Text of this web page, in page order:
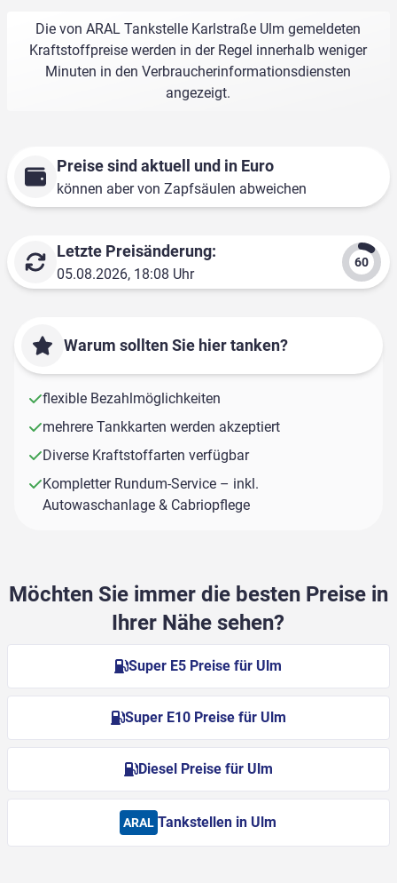
Die von ARAL Tankstelle Karlstraße Ulm gemeldeten
Kraftstoffpreise werden in der Regel innerhalb weniger
Minuten in den Verbraucherinformationsdiensten
angezeigt.
Preise sind aktuell und in Euro
können aber von Zapfsäulen abweichen
Letzte Preisänderung:
05.08.2026, 18:08 Uhr
Warum sollten Sie hier tanken?
flexible Bezahlmöglichkeiten
mehrere Tankkarten werden akzeptiert
Diverse Kraftstoffarten verfügbar
Kompletter Rundum-Service – inkl.
Autowaschanlage & Cabriopflege
Möchten Sie immer die besten Preise in
Ihrer Nähe sehen?
Super E5 Preise für Ulm
Super E10 Preise für Ulm
Diesel Preise für Ulm
ARAL Tankstellen in Ulm